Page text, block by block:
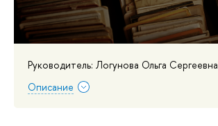
Руководитель: Логунова Ольга Сергеевна
Описание